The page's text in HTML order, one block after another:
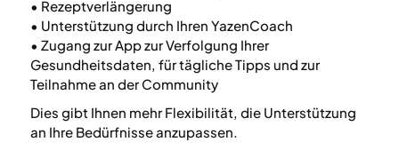
• Rezeptverlängerung
• Unterstützung durch Ihren YazenCoach
• Zugang zur App zur Verfolgung Ihrer
Gesundheitsdaten, für tägliche Tipps und zur
Teilnahme an der Community
Dies gibt Ihnen mehr Flexibilität, die Unterstützung
an Ihre Bedürfnisse anzupassen.